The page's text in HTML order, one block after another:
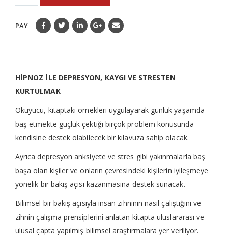
PAY
HİPNOZ İLE DEPRESYON, KAYGI VE STRESTEN
KURTULMAK
Okuyucu, kitaptaki örnekleri uygulayarak günlük yaşamda
baş etmekte güçlük çektiği birçok problem konusunda
kendisine destek olabilecek bir kılavuza sahip olacak.
Ayrıca depresyon anksiyete ve stres gibi yakınmalarla baş
başa olan kişiler ve onların çevresindeki kişilerin iyileşmeye
yönelik bir bakış açısı kazanmasına destek sunacak.
Bilimsel bir bakış açısıyla insan zihninin nasıl çalıştığını ve
zihnin çalışma prensiplerini anlatan kitapta uluslararası ve
ulusal çapta yapılmış bilimsel araştırmalara yer veriliyor.